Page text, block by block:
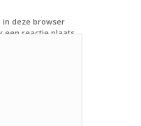
in deze browser
een reactie plaats.